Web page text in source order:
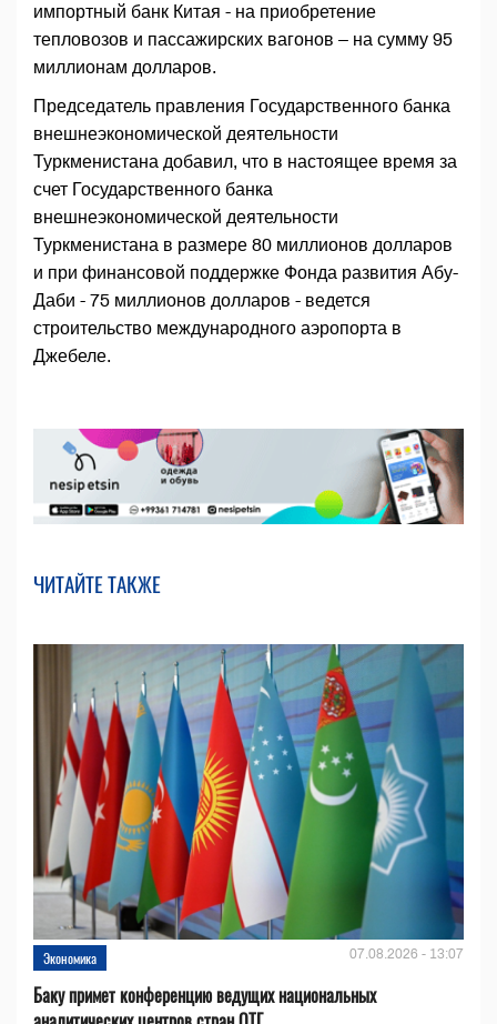
импортный банк Китая - на приобретение
тепловозов и пассажирских вагонов – на сумму 95
миллионам долларов.
Председатель правления Государственного банка
внешнеэкономической деятельности
Туркменистана добавил, что в настоящее время за
счет Государственного банка
внешнеэкономической деятельности
Туркменистана в размере 80 миллионов долларов
и при финансовой поддержке Фонда развития Абу-
Даби - 75 миллионов долларов - ведется
строительство международного аэропорта в
Джебеле.
ЧИТАЙТЕ ТАКЖЕ
Экономика 07.08.2026 - 13:07
Баку примет конференцию ведущих национальных